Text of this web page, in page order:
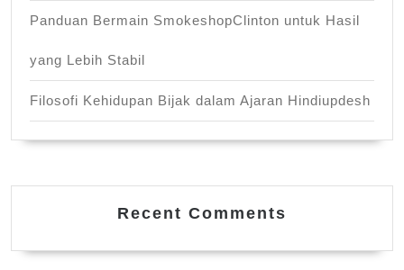
Panduan Bermain SmokeshopClinton untuk Hasil
yang Lebih Stabil
Filosofi Kehidupan Bijak dalam Ajaran Hindiupdesh
Recent Comments